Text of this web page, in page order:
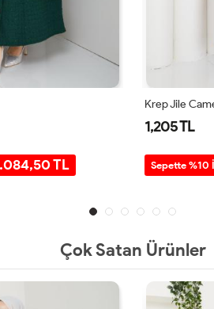
TL
Krep Jile
1,205 TL
Sepette %10
Çok Satan Ürünler